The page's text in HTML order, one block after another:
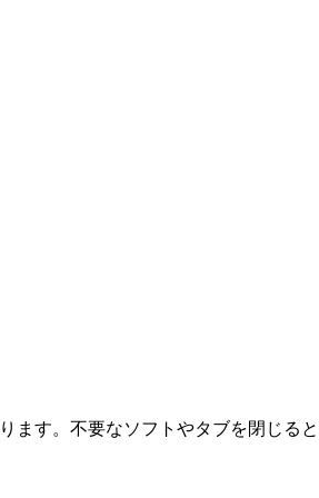
す。不要なソフトやタブを閉じると